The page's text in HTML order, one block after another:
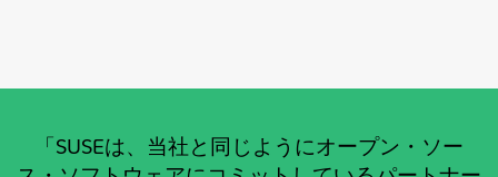
「SUSEは、当社と同じようにオープン・ソー